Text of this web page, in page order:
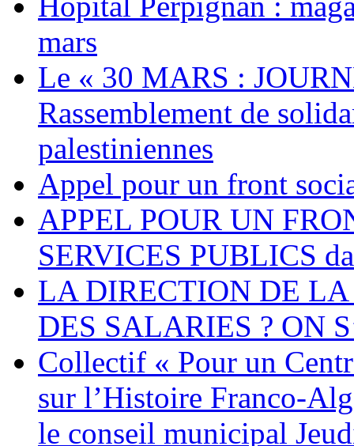
mars
Le « 30 MARS :
Rassemblement de
palestiniennes
Appel pour un front
APPEL POUR UN
SERVICES PUBLICS
LA DIRECTION DE
DES SALARIES ? ON
Collectif « Pour un
sur l’Histoire Franco-
le conseil municipal